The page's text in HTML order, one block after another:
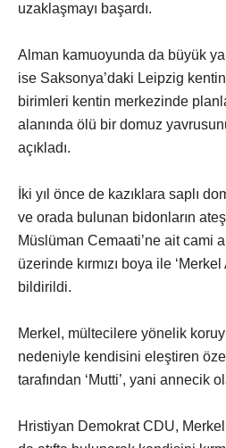
uzaklaşmayı başardı.
Alman kamuoyunda da büyük
ise Saksonya’daki Leipzig
birimleri kentin merkezinde
alanında ölü bir domuz
açıkladı.
İki yıl önce de kazıklara saplı
ve orada bulunan bidonların
Müslüman Cemaati’ne ait cami
üzerinde kırmızı boya ile ‘Merkel
bildirildi.
Merkel, mültecilere yönelik
nedeniyle kendisini eleştiren
tarafından ‘Mutti’, yani annecik
Hristiyan Demokrat CDU,